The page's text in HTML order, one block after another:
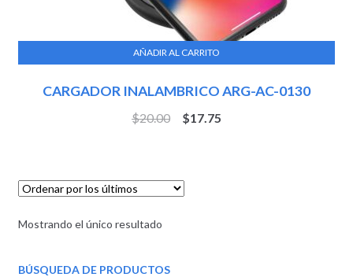
CARGADOR INALAMBRICO ARG-AC-0130
$20.00 $17.75
AÑADIR AL CARRITO
Mostrando el único resultado
BÚSQUEDA DE PRODUCTOS